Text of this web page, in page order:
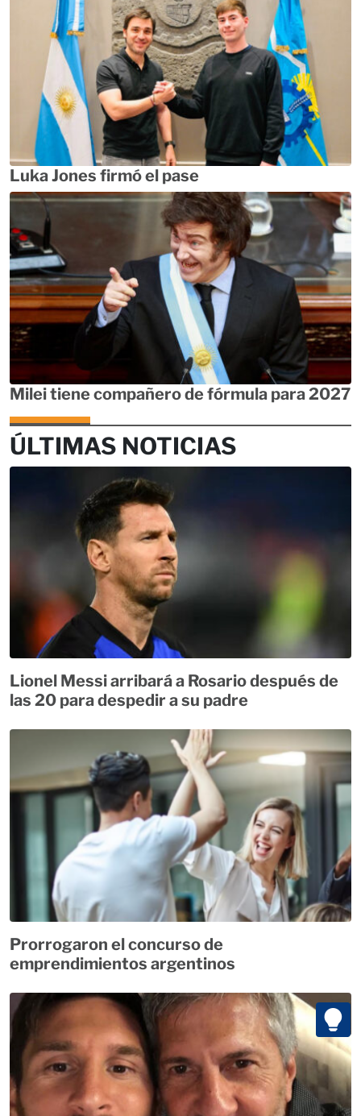
Luka Jones firmó el pase
Milei tiene compañero de fórmula para 2027
ÚLTIMAS NOTICIAS
Lionel Messi arribará a Rosario después de
las 20 para despedir a su padre
Prorrogaron el concurso de
emprendimientos argentinos